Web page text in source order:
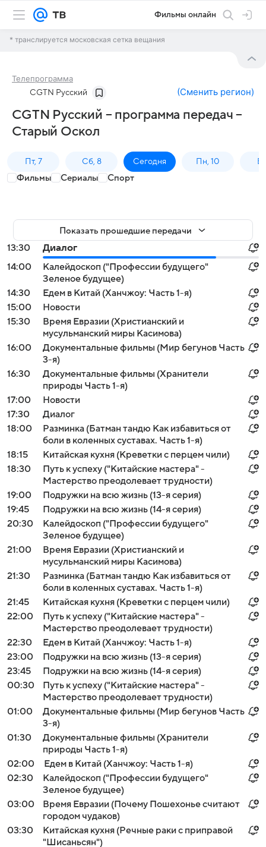
Фильмы онлайн
* транслируется московская сетка вещания
Телепрограмма
CGTN Русский (Сменить регион)
CGTN Русский – программа передач –
Старый Оскол
Пт, 7 Сб, 8 Сегодня Пн, 10
Фильмы Сериалы Спорт
Показать прошедшие передачи
13:30
Диалог
14:00
Калейдоскоп ("Профессии будущего"
Зеленое будущее)
14:30
Едем в Китай (Ханчжоу: Часть 1-я)
15:00
Новости
15:30
Время Евразии (Христианский и
мусульманский миры Касимова)
16:00
Документальные фильмы (Мир бегунов Часть
3-я)
16:30
Документальные фильмы (Хранители
природы Часть 1-я)
17:00
Новости
17:30
Диалог
18:00
Разминка (Батман тандю Как избавиться от
боли в коленных суставах. Часть 1-я)
18:15
Китайская кухня (Креветки с перцем чили)
18:30
Путь к успеху ("Китайские мастера" -
Мастерство преодолевает трудности)
19:00
Подружки на всю жизнь (13-я серия)
19:45
Подружки на всю жизнь (14-я серия)
20:30
Калейдоскоп ("Профессии будущего"
Зеленое будущее)
21:00
Время Евразии (Христианский и
мусульманский миры Касимова)
21:30
Разминка (Батман тандю Как избавиться от
боли в коленных суставах. Часть 1-я)
21:45
Китайская кухня (Креветки с перцем чили)
22:00
Путь к успеху ("Китайские мастера" -
Мастерство преодолевает трудности)
22:30
Едем в Китай (Ханчжоу: Часть 1-я)
23:00
Подружки на всю жизнь (13-я серия)
23:45
Подружки на всю жизнь (14-я серия)
00:30
Путь к успеху ("Китайские мастера" -
Мастерство преодолевает трудности)
01:00
Документальные фильмы (Мир бегунов Часть
3-я)
01:30
Документальные фильмы (Хранители
природы Часть 1-я)
02:00
Едем в Китай (Ханчжоу: Часть 1-я)
02:30
Калейдоскоп ("Профессии будущего"
Зеленое будущее)
03:00
Время Евразии (Почему Пошехонье считают
городом чудаков)
03:30
Китайская кухня (Речные раки с приправой
"Шисаньсян")